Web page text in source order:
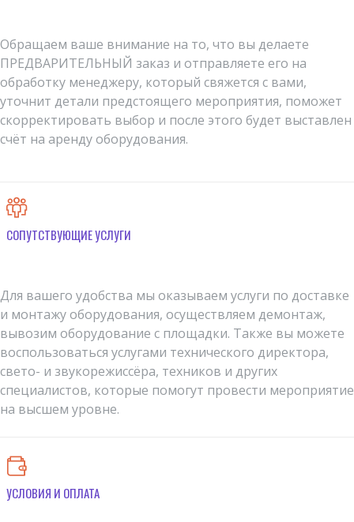
Обращаем ваше внимание на то, что вы делаете
ПРЕДВАРИТЕЛЬНЫЙ заказ и отправляете его на
обработку менеджеру, который свяжется с вами,
уточнит детали предстоящего мероприятия, поможет
скорректировать выбор и после этого будет выставлен
счёт на аренду оборудования.
СОПУТСТВУЮЩИЕ УСЛУГИ
Для вашего удобства мы оказываем услуги по доставке
и монтажу оборудования, осуществляем демонтаж,
вывозим оборудование с площадки. Также вы можете
воспользоваться услугами технического директора,
свето- и звукорежиссёра, техников и других
специалистов, которые помогут провести мероприятие
на высшем уровне.
УСЛОВИЯ И ОПЛАТА